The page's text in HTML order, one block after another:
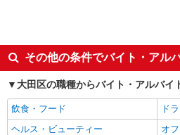
その他の条件でバイト・アル
大田区の職種からバイト・アルバイ
飲食・フード
ド
ヘルス・ビューティー
オ